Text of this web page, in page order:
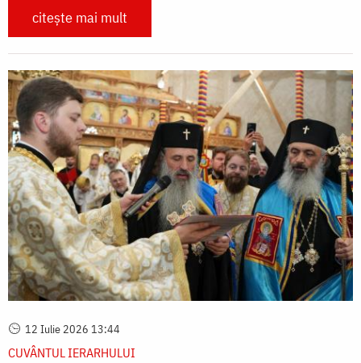
citește mai mult
12 Iulie 2026 13:44
CUVÂNTUL IERARHULUI